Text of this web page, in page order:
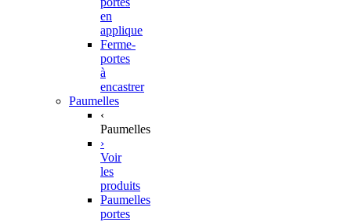
en
applique
Ferme-
portes
à
encastrer
Paumelles
‹
Paumelles
›
Voir
les
produits
Paumelles
portes